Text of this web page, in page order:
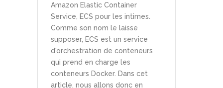
Amazon Elastic Container
Service, ECS pour les intimes.
Comme son nom le laisse
supposer, ECS est un service
d'orchestration de conteneurs
qui prend en charge les
conteneurs Docker. Dans cet
article, nous allons donc en